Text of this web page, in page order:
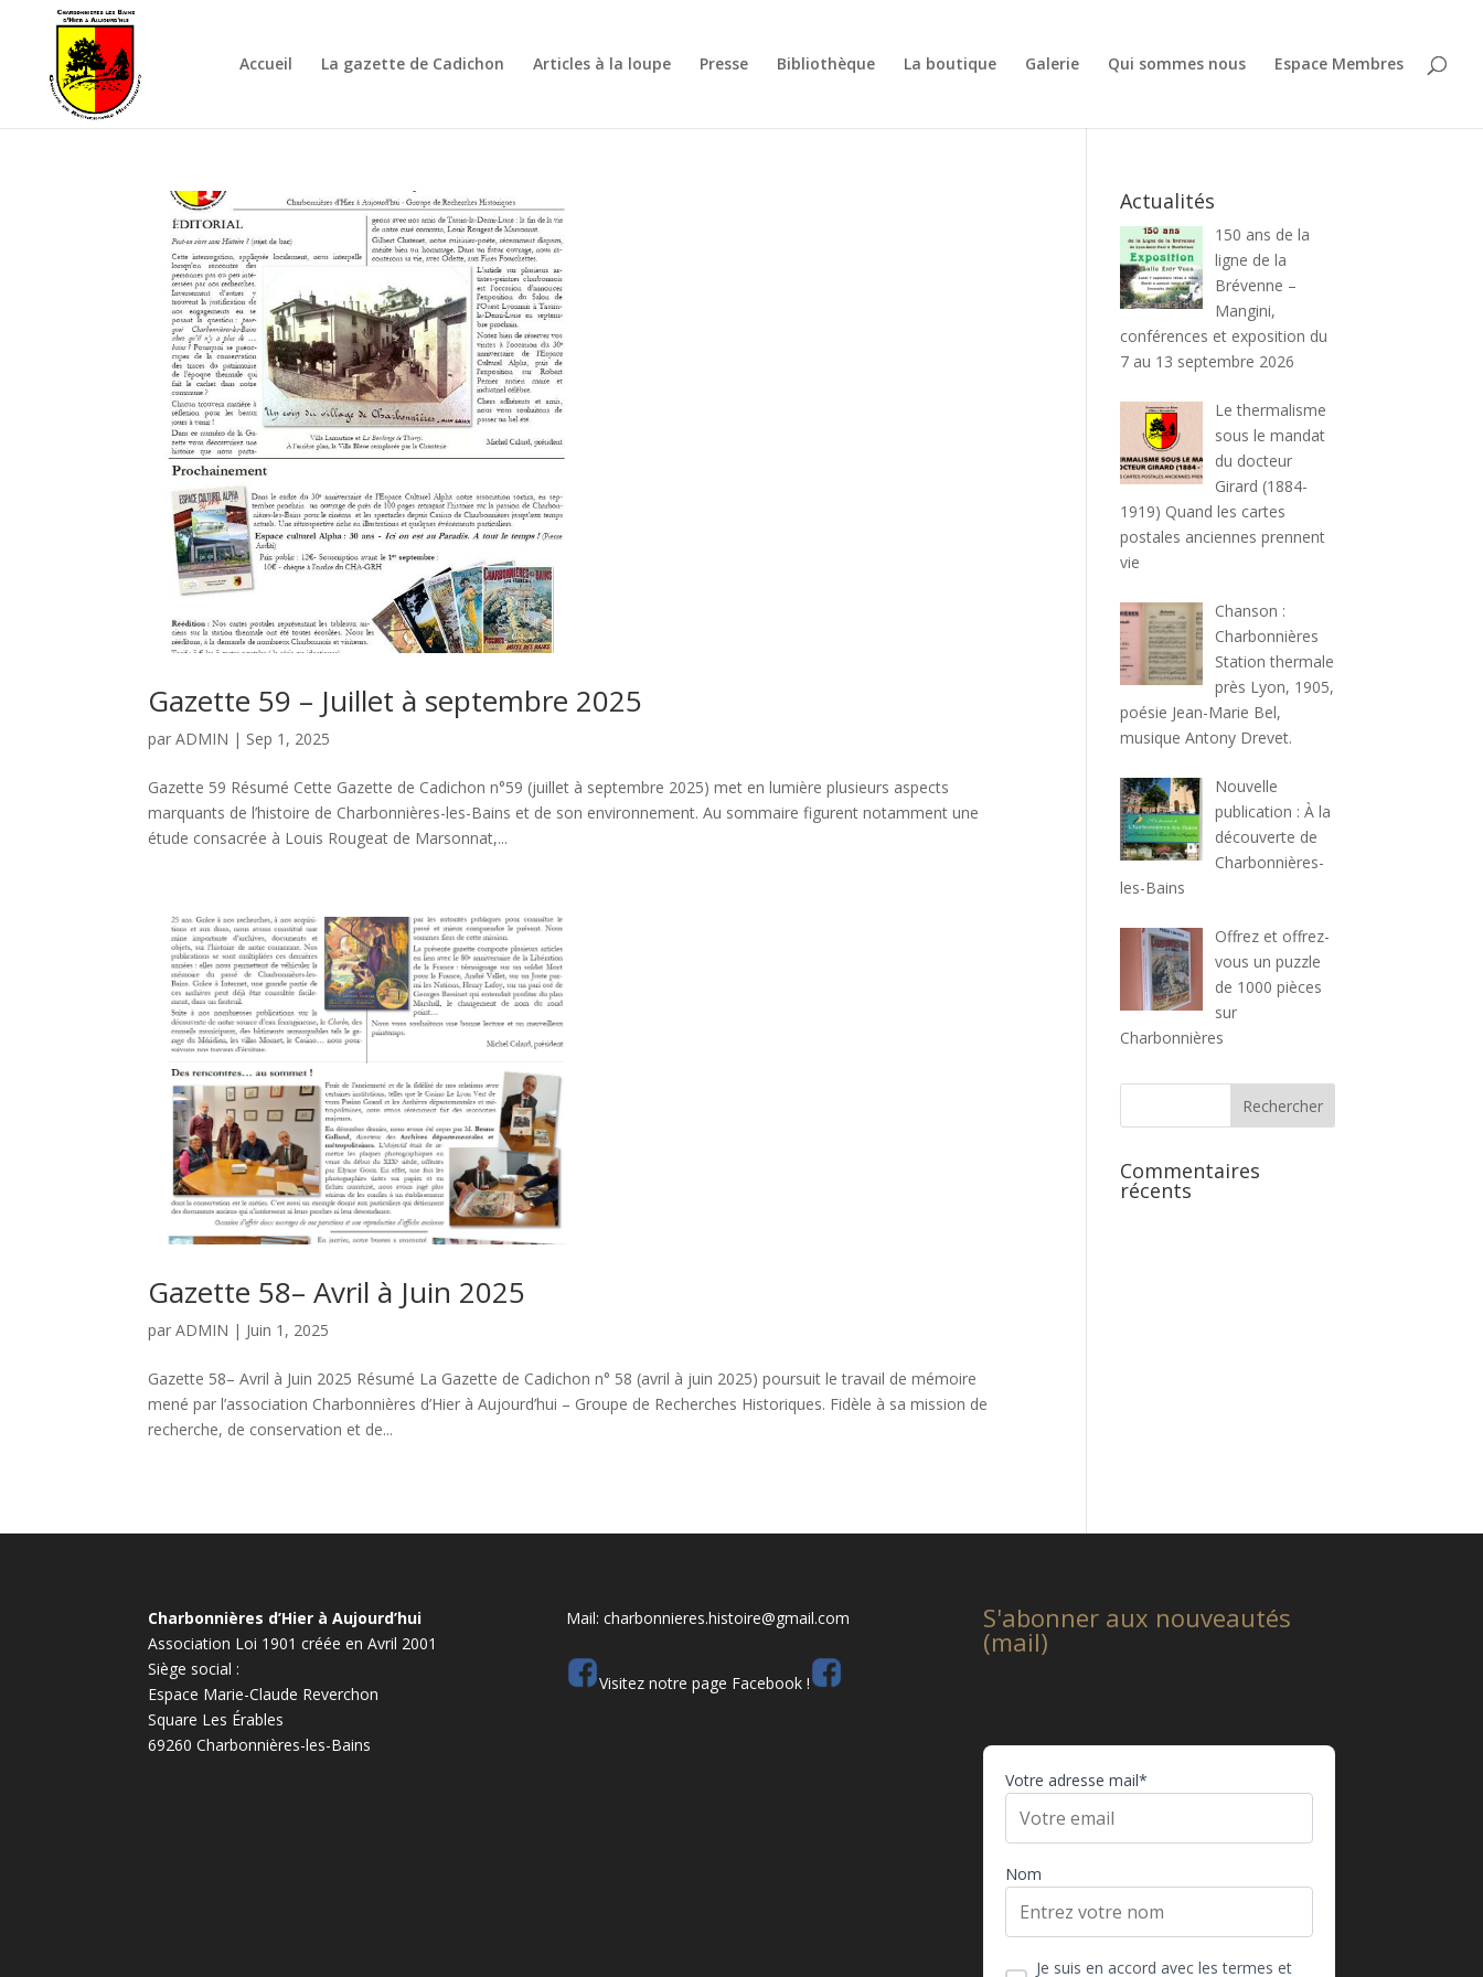
Accueil La gazette de Cadichon Articles à la loupe Presse Bibliothèque La boutique Galerie Qui sommes nous Espace Membres
Gazette 59 – Juillet à septembre 2025
parADMIN | Sep 1, 2025
Gazette 59 Résumé Cette Gazette de Cadichon n°59 (juillet à septembre 2025) met en lumière plusieurs aspects
marquants de l’histoire de Charbonnières-les-Bains et de son environnement. Au sommaire figurent notamment une
étude consacrée à Louis Rougeat de Marsonnat,...
Gazette 58– Avril à Juin 2025
parADMIN | Juin 1, 2025
Gazette 58– Avril à Juin 2025 Résumé La Gazette de Cadichon n° 58 (avril à juin 2025) poursuit le travail de mémoire
mené par l’association Charbonnières d’Hier à Aujourd’hui – Groupe de Recherches Historiques. Fidèle à sa mission de
recherche, de conservation et de...
Actualités
150 ans de la
ligne de la
Brévenne –
Mangini,
conférences et exposition du
7 au 13 septembre 2026
Le thermalisme
sous le mandat
du docteur
Girard (1884-
1919) Quand les cartes
postales anciennes prennent
vie
Chanson :
Charbonnières
Station thermale
près Lyon, 1905,
poésie Jean-Marie Bel,
musique Antony Drevet.
Nouvelle
publication : À la
découverte de
Charbonnières-
les-Bains
Offrez et offrez-
vous un puzzle
de 1000 pièces
sur
Charbonnières
Commentaires
récents
Charbonnières d’Hier à Aujourd’hui
Association Loi 1901 créée en Avril 2001
Siège social :
Espace Marie-Claude Reverchon
Square Les Érables
69260 Charbonnières-les-Bains
Mail: charbonnieres.histoire@gmail.com
Visitez notre page Facebook !
S'abonner aux nouveautés
(mail)
Votre adresse mail*
Nom
Je suis en accord avec les termes et